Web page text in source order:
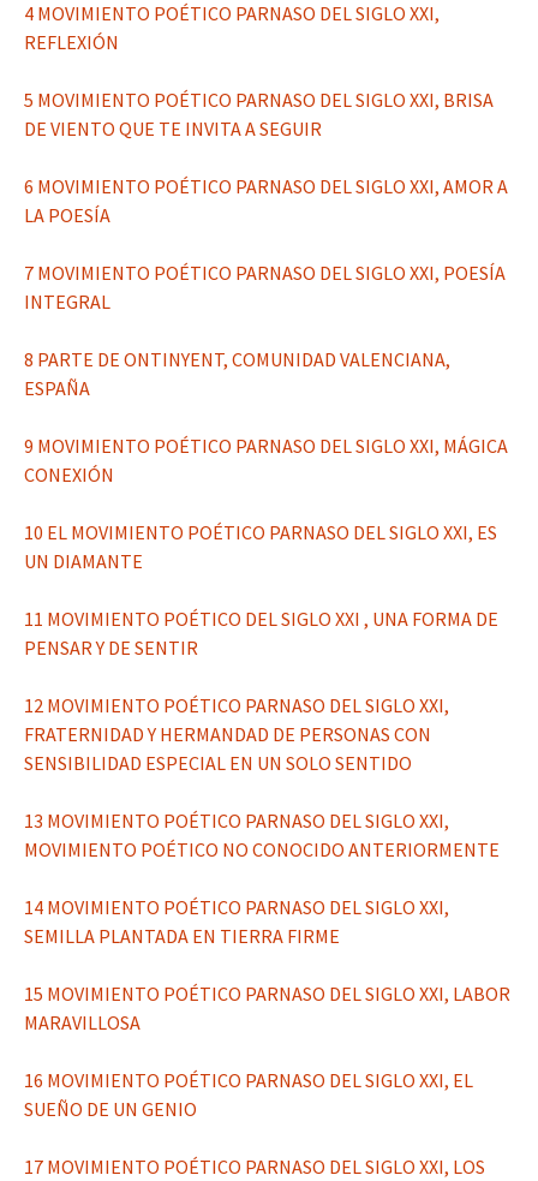
4 MOVIMIENTO POÉTICO PARNASO DEL SIGLO XXI,
REFLEXIÓN
5 MOVIMIENTO POÉTICO PARNASO DEL SIGLO XXI, BRISA
DE VIENTO QUE TE INVITA A SEGUIR
6 MOVIMIENTO POÉTICO PARNASO DEL SIGLO XXI, AMOR A
LA POESÍA
7 MOVIMIENTO POÉTICO PARNASO DEL SIGLO XXI, POESÍA
INTEGRAL
8 PARTE DE ONTINYENT, COMUNIDAD VALENCIANA,
ESPAÑA
9 MOVIMIENTO POÉTICO PARNASO DEL SIGLO XXI, MÁGICA
CONEXIÓN
10 EL MOVIMIENTO POÉTICO PARNASO DEL SIGLO XXI, ES
UN DIAMANTE
11 MOVIMIENTO POÉTICO DEL SIGLO XXI , UNA FORMA DE
PENSAR Y DE SENTIR
12 MOVIMIENTO POÉTICO PARNASO DEL SIGLO XXI,
FRATERNIDAD Y HERMANDAD DE PERSONAS CON
SENSIBILIDAD ESPECIAL EN UN SOLO SENTIDO
13 MOVIMIENTO POÉTICO PARNASO DEL SIGLO XXI,
MOVIMIENTO POÉTICO NO CONOCIDO ANTERIORMENTE
14 MOVIMIENTO POÉTICO PARNASO DEL SIGLO XXI,
SEMILLA PLANTADA EN TIERRA FIRME
15 MOVIMIENTO POÉTICO PARNASO DEL SIGLO XXI, LABOR
MARAVILLOSA
16 MOVIMIENTO POÉTICO PARNASO DEL SIGLO XXI, EL
SUEÑO DE UN GENIO
17 MOVIMIENTO POÉTICO PARNASO DEL SIGLO XXI, LOS